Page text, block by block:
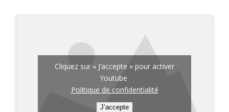
Cliquez sur « J’accepte » pour activer
Youtube
Politique de confidentialité
J’accepte